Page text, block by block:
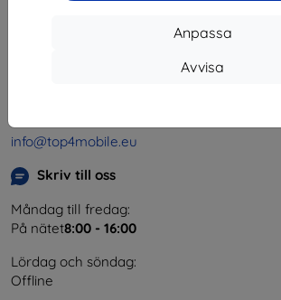
Anpassa
Avvisa
46701494
Momsregistreringsnummer:SK2023549671
info@top4mobile.eu
Skriv till oss
Måndag till fredag:
På nätet8:00 - 16:00
Lördag och söndag:
Offline